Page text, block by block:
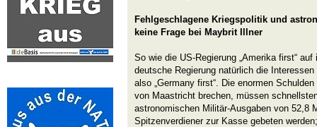
Fehlgeschlagene Kriegspolitik und
keine Frage bei Maybrit Illner
So wie die US-Regierung „Amerika first“
deutsche Regierung natürlich die
also „Germany first“. Die enormen
von Maastricht brechen, müssen
astronomischen Militär-Ausgaben von 52,8
Spitzenverdiener zur Kasse gebeten